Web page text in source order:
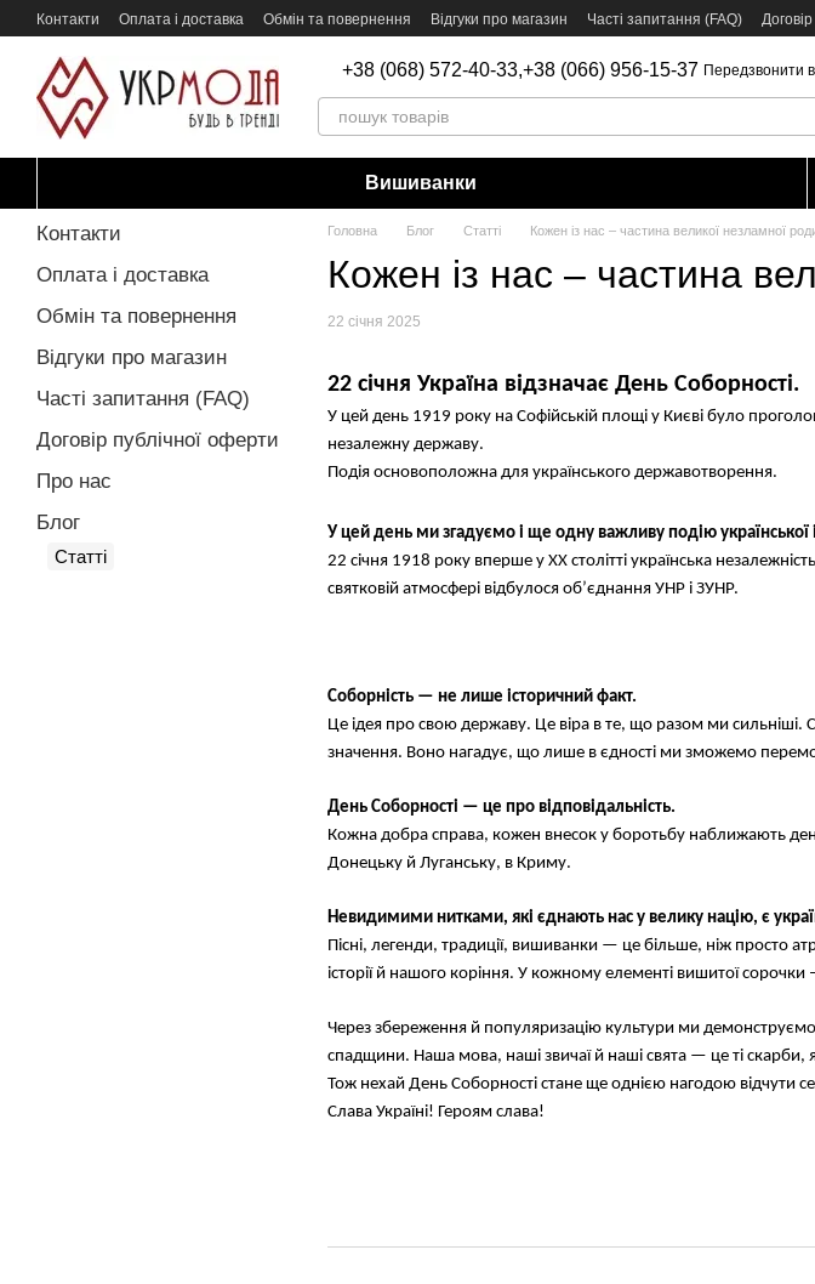
Перейти до основного контенту
Контакти Оплата і доставка Обмін та повернення Відгуки про магазин Часті запитання (FAQ)
+38 (068) 572-40-33,+38 (066) 956-15-37 Передзвонити
Вишиванки
Головна Блог Статті Кожен із нас – частина великої незламної
Кожен із нас – частина
22 січня 2025
22 січня Україна відзначає День Соборності.
У цей день 1919 року на Софійській площі у Києві було
незалежну державу.
Подія основоположна для українського державотворення.
У цей день ми згадуємо і ще одну важливу подію української
22 січня 1918 року вперше у XX столітті українська
святковій атмосфері відбулося об’єднання УНР і ЗУНР.
Соборність — не лише історичний факт.
Це ідея про свою державу. Це віра в те, що разом ми сильніші.
значення. Воно нагадує, що лише в єдності ми зможемо
День Соборності — це про відповідальність.
Кожна добра справа, кожен внесок у боротьбу наближають
Донецьку й Луганську, в Криму.
Невидимими нитками, які єднають нас у велику націю, є
Пісні, легенди, традиції, вишиванки — це більше, ніж просто
історії й нашого коріння. У кожному елементі вишитої сорочки
Через збереження й популяризацію культури ми демонструємо
спадщини. Наша мова, наші звичаї й наші свята — це ті скарби,
Тож нехай День Соборності стане ще однією нагодою відчути
Слава Україні! Героям слава!
Контакти
Оплата і доставка
Обмін та повернення
Відгуки про магазин
Часті запитання (FAQ)
Договір публічної оферти
Про нас
Блог
Статті